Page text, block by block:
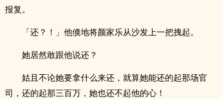
报复。
「还？！」他倏地将颜家乐从沙发上一把拽起。
她居然敢跟他说还？
姑且不论她要拿什么来还，就算她能还的起那场官
司，还的起那三百万，她也还不起他的心！